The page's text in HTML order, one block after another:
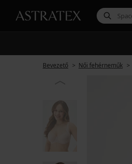
Bevezető Női fehérneműk